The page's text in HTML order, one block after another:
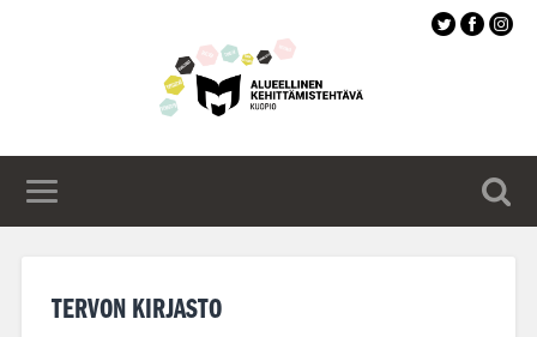
TERVON KIRJASTO